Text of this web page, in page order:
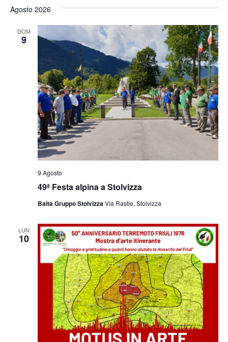
viste
la
Agosto 2026
DOM
9
49ª Festa alpina a Stolvizza
9 Agosto
Baita Gruppo StolvizzaVia Rastie, Stolvizza
LUN
10